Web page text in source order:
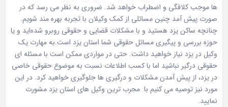
ها موجب کلافگی و اضطراب خواهد شد. ضروری به نظر می رسد که در
صورت پیش آمد چنین مسائلی از کمک وکیلان با تجربه بهره مند شویم.
چنانچه ساکن یزد هستید و با مشکلات قضایی و حقوقی روبرو شده‌اید و یا
حوزه بررسی و پیگیری مسائل حقوقی شما استان یزد است.به مهارت یک
وکیل در یزد نیاز خواهید داشت. حتی در مواردی ممکن است با مسئله ای
حقوقی درگیر نباشید اما با کسب اطلاعات نسبت به موضوع حقوقی خاصی
در یزد، از پیش آمدن مشکلات و درگیری ها جلوگیری خواهید کرد. در این
مورد نیز توصیه می کنیم با مجرب ترین وکیل های استان یزد مشورت
نمایید.